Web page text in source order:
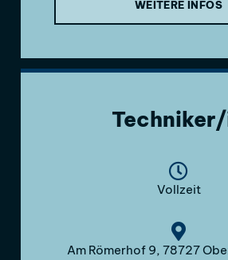
WEITERE INFOS
Vollzeit
Am Römerhof 9, 78727